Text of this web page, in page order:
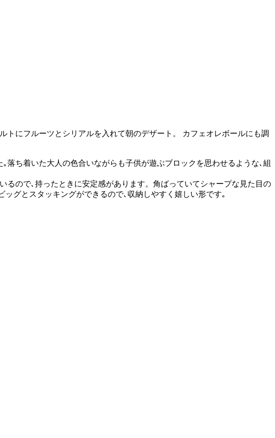
にフルーツとシリアルを入れて朝のデザート。 カフェオレボールにも調
ち着いた大人の色合いながらも子供が遊ぶブロックを思わせるような､組
ので､持ったときに安定感があります。角ばっていてシャープな見た目の
グとスタッキングができるので､収納しやすく嬉しい形です｡